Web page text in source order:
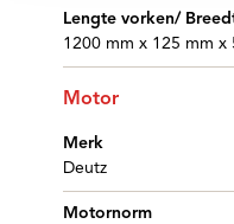
Lengte vorken/
1200 mm x 125 mm x
Motor
Merk
Deutz
Motornorm